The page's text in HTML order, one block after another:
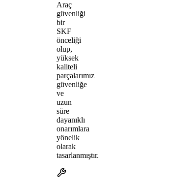
Araç
güvenliği
bir
SKF
önceliği
olup,
yüksek
kaliteli
parçalarımız
güvenliğe
ve
uzun
süre
dayanıklı
onarımlara
yönelik
olarak
tasarlanmıştır.